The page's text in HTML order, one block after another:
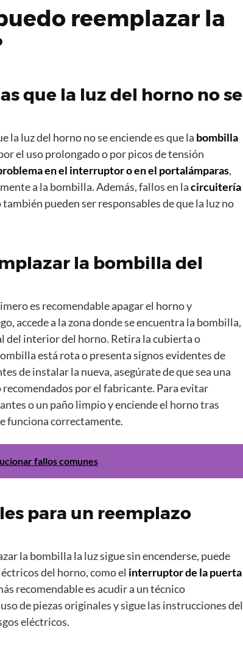
reemplazar la
que la luz del horno no se
la luz del horno no se enciende es que la bombilla
el uso prolongado o por picos de tensión
en el interruptor o en el portalámparas,
a la bombilla. Además, fallos en lacircuitería
también pueden ser responsables de que la luz no
la bombilla del
es recomendable apagar el horno y
accede a la zona donde se encuentra la bombilla,
del interior del horno. Retira la cubierta o
está rota o presenta signos evidentes de
de instalar la nueva, asegúrate de que sea una
por el fabricante. Para evitar
o un paño limpio y enciende el horno tras
funciona correctamente.
fallos comunes
para un reemplazo
la bombilla la luz sigue sin encenderse, puede
del horno, como el interruptor de la puerta
recomendable es acudir a un técnico
de piezas originales y sigue las instrucciones del
eléctricos.